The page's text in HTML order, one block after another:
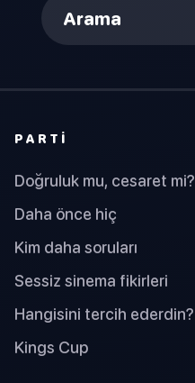
Arama
PARTI
Doğruluk mu, cesaret mi?
Daha önce hiç
Kim daha soruları
Sessiz sinema fikirleri
Hangisini tercih ederdin?
Kings Cup